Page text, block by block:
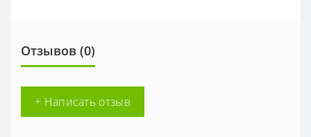
Отзывов (0)
+ Написать отзыв